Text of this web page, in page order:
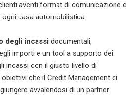
aventi format di comunicazione e
casa automobilistica.
degli incassi documentali,
importi e un tool a supporto dei
incassi con il giusto livello di
che il Credit Management di
avvalendosi di un partner